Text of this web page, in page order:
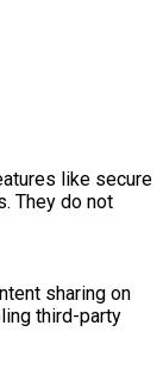
like secure
They do not
sharing on
third-party